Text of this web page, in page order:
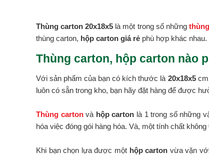
Thùng carton 20x18x5 là một trong số những
thùng carton, hộp carton giá rẻ phù hợp khác nhau.
Thùng carton, hộp carton nào
Với sản phẩm của bạn có kích thước là 20x18x5
luôn có sẵn trong kho, bạn hãy đặt hàng để được
Thùng cartonvà hộp carton là 1 trong số những
hóa việc đóng gói hàng hóa. Và, một tính chất
Khi bạn chọn lựa được một hộp carton vừa vặn